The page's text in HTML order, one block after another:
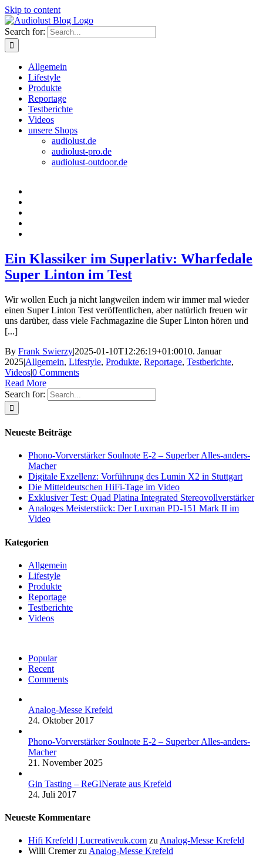
Skip to content
Search for:
Allgemein
Lifestyle
Produkte
Reportage
Testberichte
Videos
unsere Shops
audiolust.de
audiolust-pro.de
audiolust-outdoor.de
Ein Klassiker im Superlativ: Wharfedale
Super Linton im Test
Wir wollen Euch ja nicht langweilen indem wir immer mal wieder
einen Super Linton Test veröffentlichen, aber natürlich freuen wir
uns darüber, dass viele Fachmagazine die Super Linton hören und
[...]
By Frank Swierzy|2025-01-10T12:26:19+01:0010. Januar
2025|Allgemein, Lifestyle, Produkte, Reportage, Testberichte,
Videos|0 Comments
Read More
Search for:
Neueste Beiträge
Phono-Vorverstärker Soulnote E-2 – Superber Alles-anders-
Macher
Digitale Exzellenz: Vorführung des Lumin X2 in Stuttgart
Die Mitteldeutschen HiFi-Tage im Video
Exklusiver Test: Quad Platina Integrated Stereovollverstärker
Analoges Meisterstück: Der Luxman PD-151 Mark II im
Video
Kategorien
Allgemein
Lifestyle
Produkte
Reportage
Testberichte
Videos
Popular
Recent
Comments
Analog-Messe Krefeld
24. Oktober 2017
Phono-Vorverstärker Soulnote E-2 – Superber Alles-anders-
Macher
21. November 2025
Gin Tasting – ReGINerate aus Krefeld
24. Juli 2017
Neueste Kommentare
Hifi Krefeld | Lucreativeuk.com zuAnalog-Messe Krefeld
Willi CremerzuAnalog-Messe Krefeld